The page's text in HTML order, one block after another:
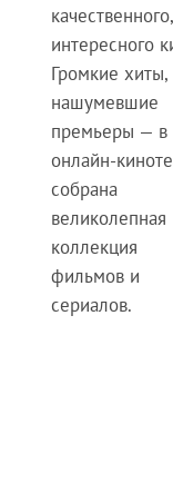
качественного,
интересного
Громкие хиты,
нашумевшие
премьеры — в
онлайн-
собрана
великолепная
коллекция
фильмов и
сериалов.